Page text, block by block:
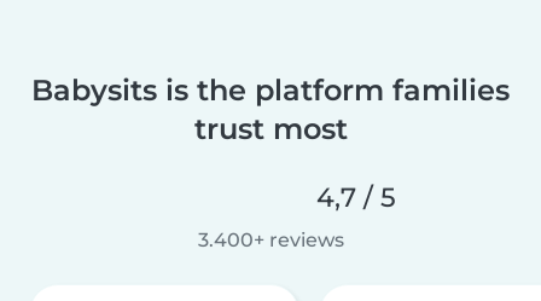
Babysits is the platform families
trust most
4,7 / 5
3.400+ reviews